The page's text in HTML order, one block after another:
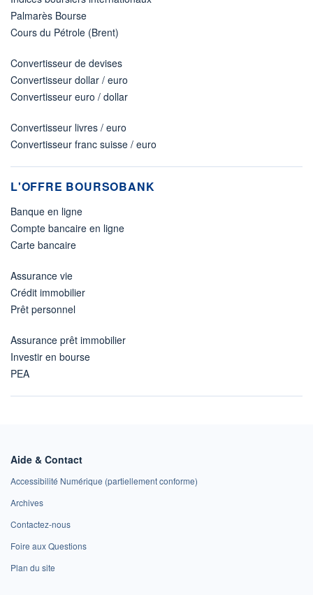
Palmarès Bourse
Cours du Pétrole (Brent)
Convertisseur de devises
Convertisseur dollar / euro
Convertisseur euro / dollar
Convertisseur livres / euro
Convertisseur franc suisse / euro
L'OFFRE BOURSOBANK
Banque en ligne
Compte bancaire en ligne
Carte bancaire
Assurance vie
Crédit immobilier
Prêt personnel
Assurance prêt immobilier
Investir en bourse
PEA
Aide & Contact
Accessibilité Numérique (partiellement conforme)
Archives
Contactez-nous
Foire aux Questions
Plan du site